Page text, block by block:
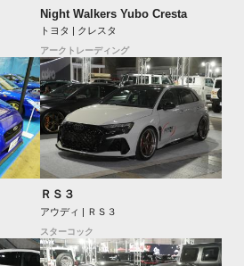
Night Walkers Yubo Cresta
トヨタ | クレスタ
アークトレーディング
ＲＳ３
アウディ | ＲＳ３
スターコック